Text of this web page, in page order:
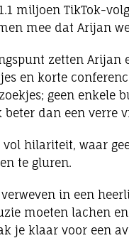
miljoen TikTok-
mee dat Arijan
zetten Arijan
en korte
geen enkele
dan een verre
hilariteit, waar
te gluren.
in een
moeten lachen
je klaar voor een